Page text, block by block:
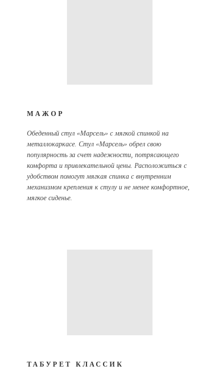
МАЖОР
Обеденный стул «Марсель» с мягкой спинкой на
металлокаркасе. Стул «Марсель» обрел свою
популярность за счет надежности, потрясающего
комфорта и привлекательной цены. Расположиться с
удобством помогут мягкая спинка с внутренним
механизмом крепления к стулу и не менее комфортное,
мягкое сиденье.
ТАБУРЕТ КЛАССИК